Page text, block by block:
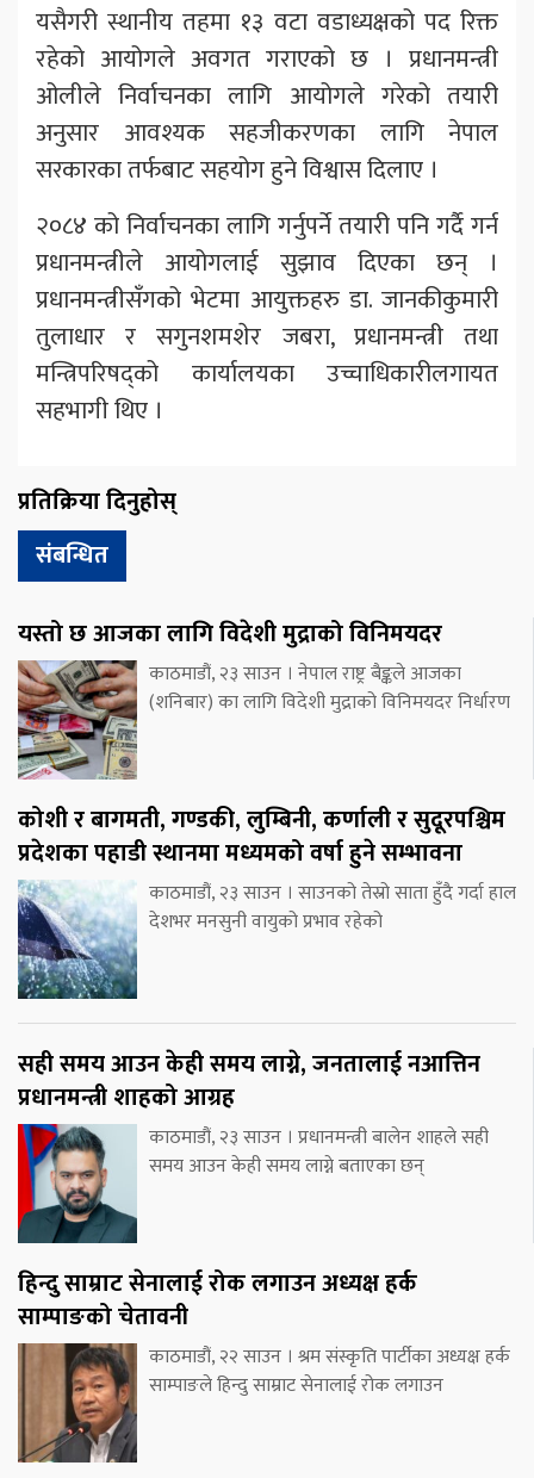
यसैगरी स्थानीय तहमा १३ वटा वडाध्यक्षको पद रिक्त
रहेको आयोगले अवगत गराएको छ । प्रधानमन्त्री
ओलीले निर्वाचनका लागि आयोगले गरेको तयारी
अनुसार आवश्यक सहजीकरणका लागि नेपाल
सरकारका तर्फबाट सहयोग हुने विश्वास दिलाए ।
२०८४ को निर्वाचनका लागि गर्नुपर्ने तयारी पनि गर्दै गर्न
प्रधानमन्त्रीले आयोगलाई सुझाव दिएका छन् ।
प्रधानमन्त्रीसँगको भेटमा आयुक्तहरु डा. जानकीकुमारी
तुलाधार र सगुनशमशेर जबरा, प्रधानमन्त्री तथा
मन्त्रिपरिषद्को कार्यालयका उच्चाधिकारीलगायत
सहभागी थिए ।
प्रतिक्रिया दिनुहोस्
संबन्धित
यस्तो छ आजका लागि विदेशी मुद्राको विनिमयदर
काठमाडौं, २३ साउन । नेपाल राष्ट्र बैङ्कले आजका
(शनिबार) का लागि विदेशी मुद्राको विनिमयदर निर्धारण
कोशी र बागमती, गण्डकी, लुम्बिनी, कर्णाली र सुदूरपश्चिम
प्रदेशका पहाडी स्थानमा मध्यमको वर्षा हुने सम्भावना
काठमाडौं, २३ साउन । साउनको तेस्रो साता हुँदै गर्दा हाल
देशभर मनसुनी वायुको प्रभाव रहेको
सही समय आउन केही समय लाग्ने, जनतालाई नआत्तिन
प्रधानमन्त्री शाहको आग्रह
काठमाडौं, २३ साउन । प्रधानमन्त्री बालेन शाहले सही
समय आउन केही समय लाग्ने बताएका छन्
हिन्दु साम्राट सेनालाई रोक लगाउन अध्यक्ष हर्क
साम्पाङको चेतावनी
काठमाडौं, २२ साउन । श्रम संस्कृति पार्टीका अध्यक्ष हर्क
साम्पाङले हिन्दु साम्राट सेनालाई रोक लगाउन